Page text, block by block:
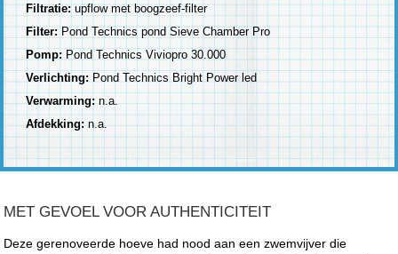
Filtratie: upflow met boogzeef-filter
Filter: Pond Technics pond Sieve Chamber Pro
Pomp: Pond Technics Viviopro 30.000
Verlichting: Pond Technics Bright Power led
Verwarming:n.a.
Afdekking:n.a.
MET GEVOEL VOOR AUTHENTICITEIT
Deze gerenoveerde hoeve had nood aan een zwemvijver die